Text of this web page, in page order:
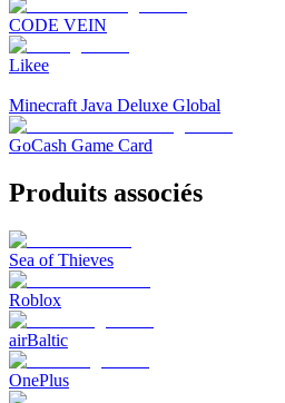
CODE VEIN
Likee
Minecraft Java Deluxe Global
GoCash Game Card
Produits associés
Sea of Thieves
Roblox
airBaltic
OnePlus